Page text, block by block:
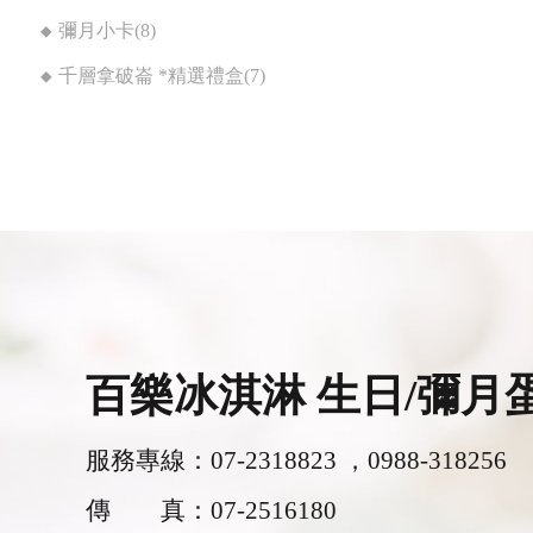
彌月小卡(8)
千層拿破崙 *精選禮盒(7)
百樂冰淇淋 生日/彌月
服務專線： 07-2318823 ， 0988-318256
傳 真： 07-2516180